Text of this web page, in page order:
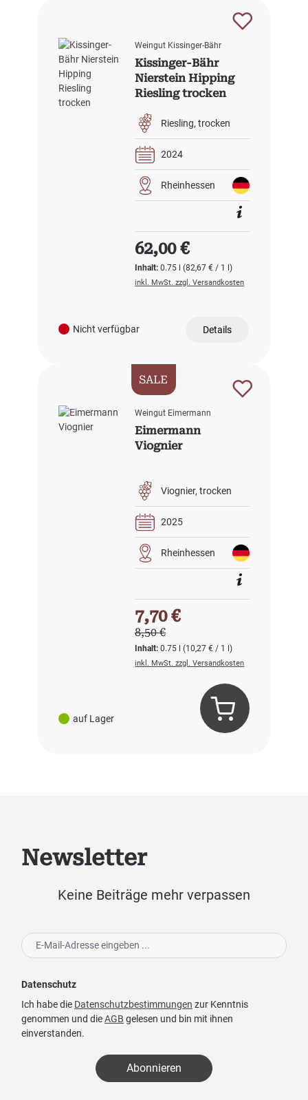
Nicht verfügbar
Weingut Kissinger-Bähr
Kissinger-Bähr
Nierstein Hipping
Riesling trocken
Riesling trocken
2024
Rheinhessen
Inhalt:0.75 l(82,67 € / 1 l)
Regulärer Preis:
62,00 €
inkl. MwSt. zzgl. Versandkosten
Details
SALE
auf Lager
Weingut Eimermann
Eimermann
Viognier
Viognier trocken
2025
Rheinhessen
Inhalt:0.75 l(10,27 € / 1 l)
Verkaufspreis:
7,70 €
Regulärer Preis:
8,50 €
inkl. MwSt. zzgl. Versandkosten
Newsletter
Keine Beiträge mehr verpassen
Datenschutz
Ich habe die Datenschutzbestimmungen zur Kenntnis
genommen und dieAGB gelesen und bin mit ihnen
einverstanden.
Abonnieren